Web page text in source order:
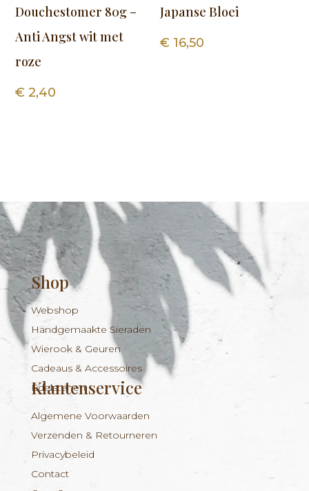
Douchestomer 80g –
Anti Angst wit met
roze
€ 2,40
Japanse Bloei
€ 16,50
Shop
Webshop
Handgemaakte Sieraden
Wierook & Geuren
Cadeaus & Accessoires
Edelstenen
Klantenservice
Algemene Voorwaarden
Verzenden & Retourneren
Privacybeleid
Contact